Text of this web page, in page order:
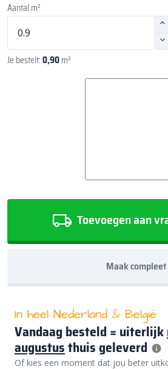
Aantal m²
Je bestelt:0,90m²
Toevoegen aan
Maak compleet
In heel Nederland & België
Vandaag besteld = uiterlijk
augustusthuis geleverd
Of kies een moment dat jou beter